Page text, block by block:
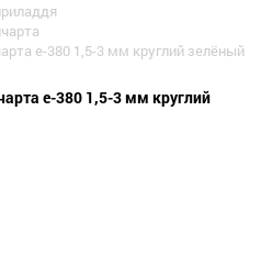
e-380 1,5-3 мм круглий зелёный
e-380 1,5-3 мм круглий